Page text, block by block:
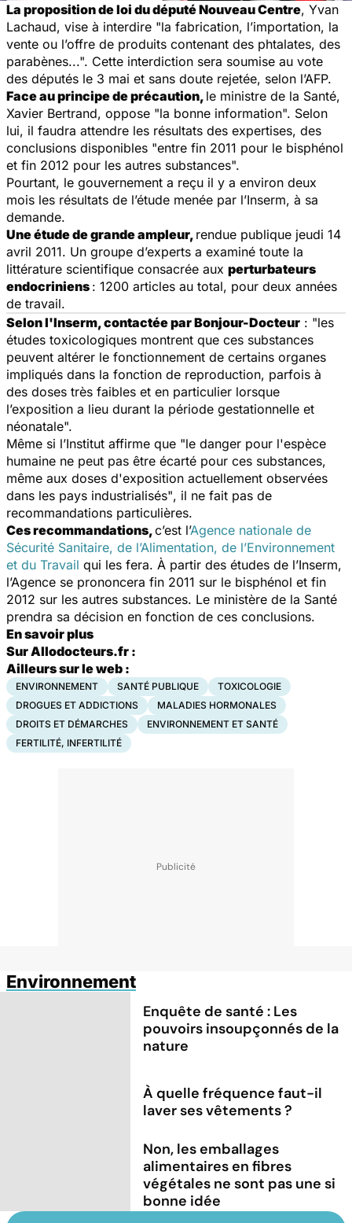
La proposition de loi du député Nouveau Centre, Yvan
Lachaud, vise à interdire "la fabrication, l’importation, la
vente ou l’offre de produits contenant des phtalates, des
parabènes...". Cette interdiction sera soumise au vote
des députés le 3 mai et sans doute rejetée, selon l’AFP.
Face au principe de précaution, le ministre de la Santé,
Xavier Bertrand, oppose "la bonne information". Selon
lui, il faudra attendre les résultats des expertises, des
conclusions disponibles "entre fin 2011 pour le bisphénol
et fin 2012 pour les autres substances".
Pourtant, le gouvernement a reçu il y a environ deux
mois les résultats de l’étude menée par l’Inserm, à sa
demande.
Une étude de grande ampleur, rendue publique jeudi 14
avril 2011. Un groupe d’experts a examiné toute la
littérature scientifique consacrée aux perturbateurs
endocriniens : 1200 articles au total, pour deux années
de travail.
Selon l'Inserm, contactée par Bonjour-Docteur : "les
études toxicologiques montrent que ces substances
peuvent altérer le fonctionnement de certains organes
impliqués dans la fonction de reproduction, parfois à
des doses très faibles et en particulier lorsque
l’exposition a lieu durant la période gestationnelle et
néonatale".
Même si l’Institut affirme que "le danger pour l'espèce
humaine ne peut pas être écarté pour ces substances,
même aux doses d'exposition actuellement observées
dans les pays industrialisés", il ne fait pas de
recommandations particulières.
Ces recommandations,c’est l’Agence nationale de
Sécurité Sanitaire, de l’Alimentation, de l’Environnement
et du Travail qui les fera. À partir des études de l’Inserm,
l’Agence se prononcera fin 2011 sur le bisphénol et fin
2012 sur les autres substances. Le ministère de la Santé
prendra sa décision en fonction de ces conclusions.
En savoir plus
Sur Allodocteurs.fr :
Ailleurs sur le web :
ENVIRONNEMENT SANTÉ PUBLIQUE
TOXICOLOGIE
DROGUES ET ADDICTIONS
MALADIES HORMONALES
DROITS ET DÉMARCHES
ENVIRONNEMENT ET SANTÉ
FERTILITÉ, INFERTILITÉ
Environnement
Enquête de santé : Les
pouvoirs insoupçonnés de la
nature
À quelle fréquence faut-il
laver ses vêtements ?
Non, les emballages
alimentaires en fibres
végétales ne sont pas une si
bonne idée